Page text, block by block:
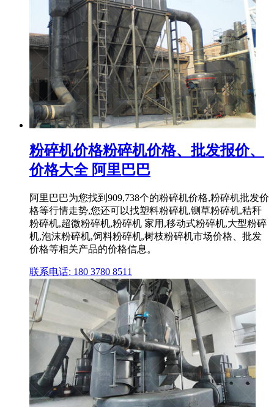
粉碎机价格粉碎机价格、批发报价、
价格大全 阿里巴巴
阿里巴巴为您找到909,738个的粉碎机价格,粉碎机批发价
格等行情走势,您还可以找塑料粉碎机,铡草粉碎机,秸秆
粉碎机,超微粉碎机,粉碎机 家用,移动式粉碎机,大型粉碎
机,泡沫粉碎机,饲料粉碎机,树枝粉碎机市场价格、批发
价格等相关产品的价格信息。
联系电话: 180 3780 8511